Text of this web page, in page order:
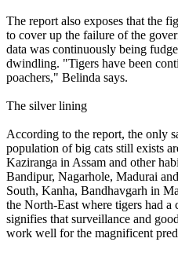
The report also exposes that the
to cover up the failure of the
data was continuously being
dwindling. "Tigers have been
poachers," Belinda says.
The silver lining
According to the report, the only
population of big cats still exists
Kaziranga in Assam and other
Bandipur, Nagarhole, Madurai
South, Kanha, Bandhavgarh in
the North-East where tigers had a
signifies that surveillance and
work well for the magnificent